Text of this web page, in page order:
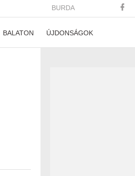
BURDA
BALATON ÚJDONSÁGOK